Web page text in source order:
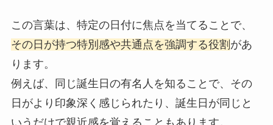
この言葉は、特定の日付に焦点を当てることで、
その日が持つ特別感や共通点を強調する役割 があ
ります。
例えば、同じ誕生日の有名人を知ることで、その
日がより印象深く感じられたり、誕生日が同じと
いうだけで親近感を覚えることもあります。